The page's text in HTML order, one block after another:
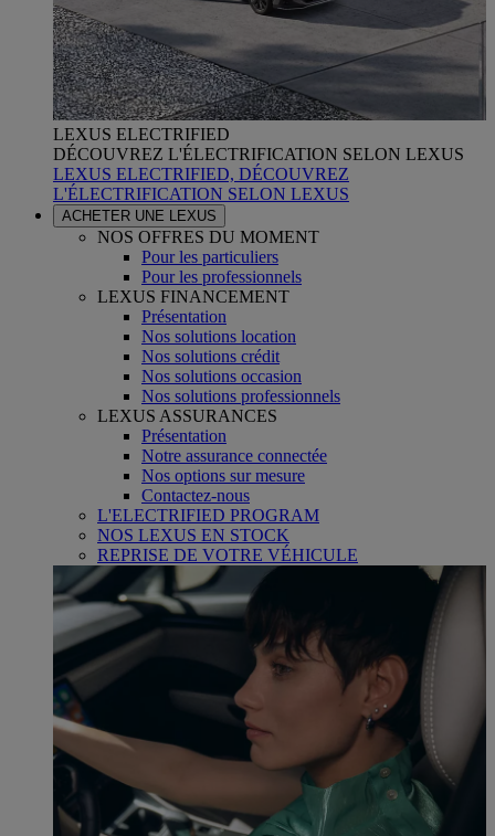
LEXUS ELECTRIFIED
DÉCOUVREZ L'ÉLECTRIFICATION SELON LEXUS
LEXUS ELECTRIFIED, DÉCOUVREZ
L'ÉLECTRIFICATION SELON LEXUS
ACHETER UNE LEXUS
NOS OFFRES DU MOMENT
Pour les particuliers
Pour les professionnels
LEXUS FINANCEMENT
Présentation
Nos solutions location
Nos solutions crédit
Nos solutions occasion
Nos solutions professionnels
LEXUS ASSURANCES
Présentation
Notre assurance connectée
Nos options sur mesure
Contactez-nous
L'ELECTRIFIED PROGRAM
NOS LEXUS EN STOCK
REPRISE DE VOTRE VÉHICULE